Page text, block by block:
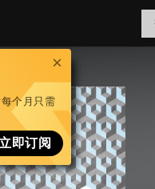
个月只需
立即订阅